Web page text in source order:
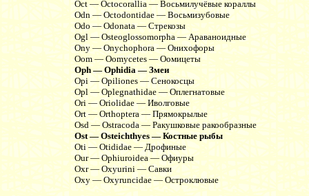
Oct — Octocorallia — Восьмилучёвые кораллы
Odn — Octodontidae — Восьмизубовые
Odo — Odonata — Стрекозы
Ogl — Osteoglossomorpha — Араваноидные
Ony — Onychophora — Онихофоры
Oom — Oomycetes — Оомицеты
Oph — Ophidia — Змеи
Opi — Opiliones — Сенокосцы
Opl — Oplegnathidae — Оплегнатовые
Ori — Oriolidae — Иволговые
Ort — Orthoptera — Прямокрылые
Osd — Ostracoda — Ракушковые ракообразные
Ost — Osteichthyes — Костные рыбы
Oti — Otididae — Дрофиные
Our — Ophiuroidea — Офиуры
Oxr — Oxyurini — Савки
Oxy — Oxyruncidae — Остроклювые